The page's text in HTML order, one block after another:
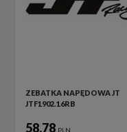
ZEBATKA NAPĘDOWA JT
JTF1902.16RB
58.78 PLN